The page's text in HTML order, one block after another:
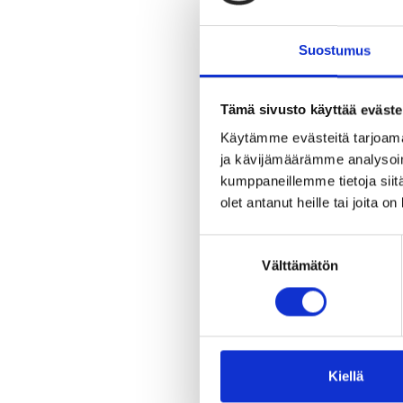
Suostumus
Tämä sivusto käyttää
Käytämme evästeitä
ja kävijämäärämme
kumppaneillemme tietoja
olet antanut heille tai joita
Välttämätön
Kiellä